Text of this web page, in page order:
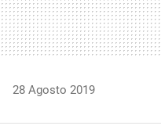
28 Agosto 2019